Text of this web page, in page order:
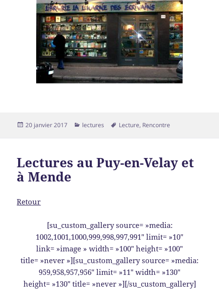
Publié
20 janvier 2017 Catégories
lectures
Mots-
Lecture, Rencontre
Lectures au Puy-en-Velay et
à Mende
Retour
[su_custom_gallery source= »media:
1002,1001,1000,999,998,997,991″ limit= »10″
link= »image » width= »100″ height= »100″
title= »never »][su_custom_gallery source= »media:
959,958,957,956″ limit= »11″ width= »130″
height= »130″ title= »never »][/su_custom_gallery]